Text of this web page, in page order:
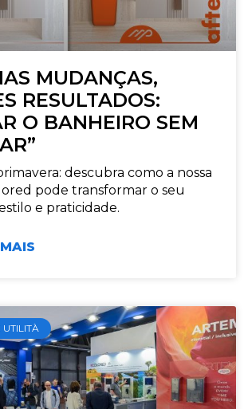
MUDANÇAS,
RESULTADOS:
O BANHEIRO SEM
descubra como a nossa
pode transformar o seu
e praticidade.